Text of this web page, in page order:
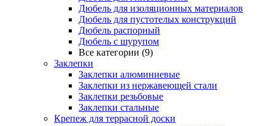
Дюбель для изоляционных материалов
Дюбель для пустотелых конструкций
Дюбель распорный
Дюбель с шурупом
Все категории (9)
Заклепки
Заклепки алюминиевые
Заклепки из нержавеющей стали
Заклепки резьбовые
Заклепки стальные
Крепеж для террасной доски